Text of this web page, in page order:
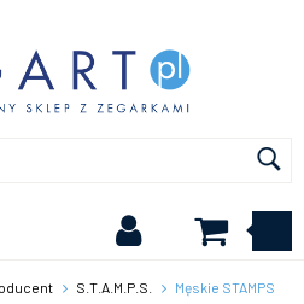
S.T.A.M.P.S. Męskie STAMPS